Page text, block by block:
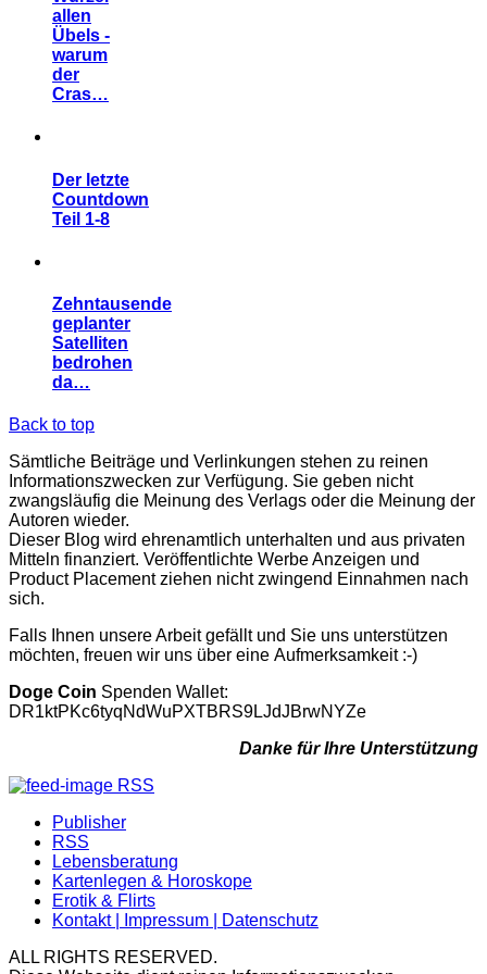
allen
Übels -
warum
der
Cras…
Der letzte
Countdown
Teil 1-8
Zehntausende
geplanter
Satelliten
bedrohen
da…
Back to top
Sämtliche Beiträge und Verlinkungen stehen zu reinen
Informationszwecken zur Verfügung. Sie geben nicht
zwangsläufig die Meinung des Verlags oder die Meinung der
Autoren wieder.
Dieser Blog wird ehrenamtlich unterhalten und aus privaten
Mitteln finanziert. Veröffentlichte Werbe Anzeigen und
Product Placement ziehen nicht zwingend Einnahmen nach
sich.
Falls Ihnen unsere Arbeit gefällt und Sie uns unterstützen
möchten, freuen wir uns über eine Aufmerksamkeit :-)
Doge Coin Spenden Wallet:
DR1ktPKc6tyqNdWuPXTBRS9LJdJBrwNYZe
Danke für Ihre Unterstützung
RSS
Publisher
RSS
Lebensberatung
Kartenlegen & Horoskope
Erotik & Flirts
Kontakt | Impressum | Datenschutz
ALL RIGHTS RESERVED.